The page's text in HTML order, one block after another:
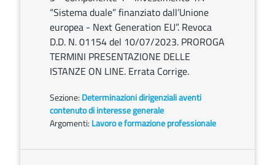
“Sistema duale” finanziato dall’Unione
europea - Next Generation EU”. Revoca
D.D. N. 01154 del 10/07/2023. PROROGA
TERMINI PRESENTAZIONE DELLE
ISTANZE ON LINE. Errata Corrige.
Sezione: Determinazioni dirigenziali aventi
contenuto di interesse generale
Argomenti: Lavoro e formazione professionale